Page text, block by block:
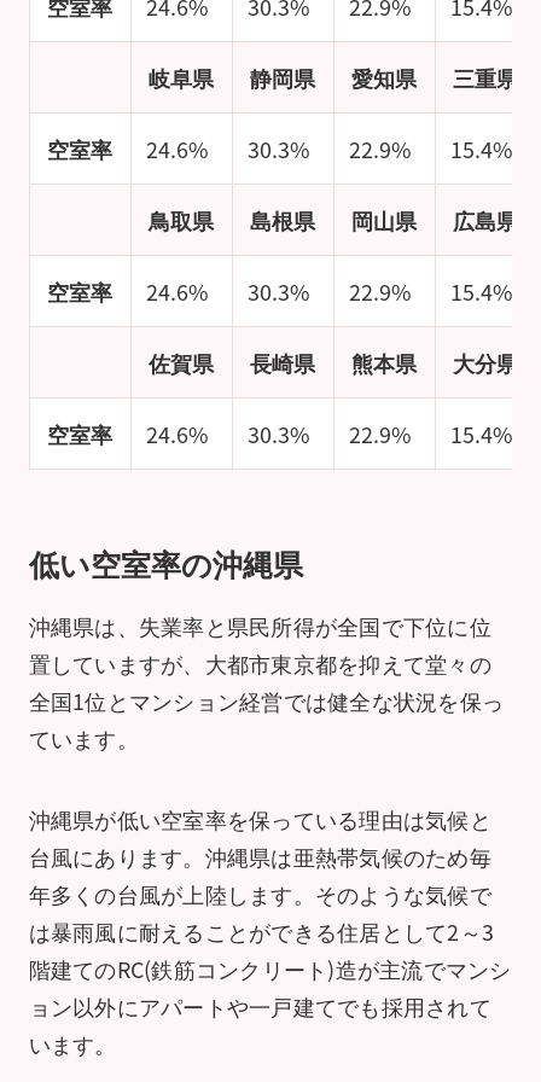
岐阜県 静岡県 愛知県 三重県
空室率 24.6% 30.3% 22.9% 15.4%
鳥取県 島根県 岡山県 広島県
空室率 24.6% 30.3% 22.9% 15.4%
佐賀県 長崎県 熊本県 大分県
空室率 24.6% 30.3% 22.9% 15.4%
低い空室率の沖縄県
沖縄県は、失業率と県民所得が全国で下位に位
置していますが、大都市東京都を抑えて堂々の
全国1位とマンション経営では健全な状況を保っ
ています。
沖縄県が低い空室率を保っている理由は気候と
台風にあります。沖縄県は亜熱帯気候のため毎
年多くの台風が上陸します。そのような気候で
は暴雨風に耐えることができる住居として2～3
階建てのRC(鉄筋コンクリート)造が主流でマンシ
ョン以外にアパートや一戸建てでも採用されて
います。